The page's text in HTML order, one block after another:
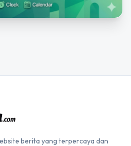
berita yang terpercaya dan